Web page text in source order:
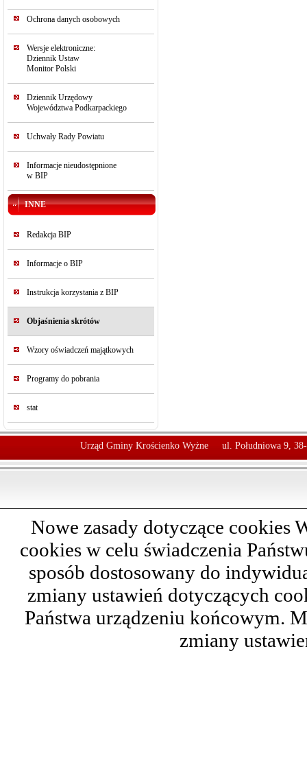
Ochrona danych osobowych
Wersje elektroniczne:
Dziennik Ustaw
Monitor Polski
Dziennik Urzędowy
Województwa Podkarpackiego
Uchwały Rady Powiatu
Informacje nieudostępnione
w BIP
INNE
Redakcja BIP
Informacje o BIP
Instrukcja korzystania z BIP
Objaśnienia skrótów
Wzory oświadczeń majątkowych
Programy do pobrania
stat
Urząd Gminy Krościenko Wyżne ul. Południowa 9,
Nowe zasady dotyczące cookies
cookies w celu świadczenia
sposób dostosowany do
zmiany ustawień dotyczących
Państwa urządzeniu końcowym.
zmiany